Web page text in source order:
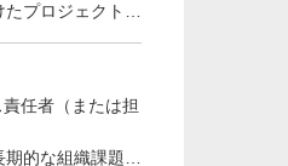
プロジェクトの
任者（または担
的な組織課題の